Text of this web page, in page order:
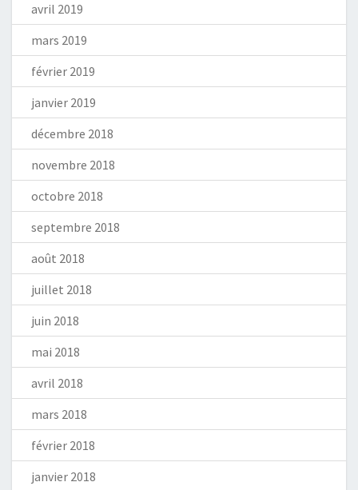
avril 2019
mars 2019
février 2019
janvier 2019
décembre 2018
novembre 2018
octobre 2018
septembre 2018
août 2018
juillet 2018
juin 2018
mai 2018
avril 2018
mars 2018
février 2018
janvier 2018